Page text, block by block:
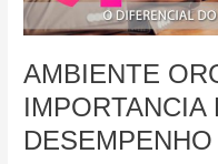
AMBIENTE